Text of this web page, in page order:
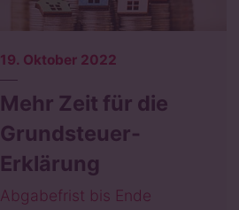
19. Oktober 2022
Mehr Zeit für die
Grundsteuer-
Erklärung
Abgabefrist bis Ende